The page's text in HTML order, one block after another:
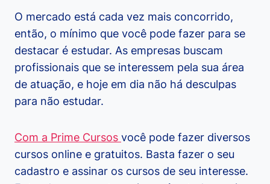
O mercado está cada vez mais concorrido,
então, o mínimo que você pode fazer para se
destacar é estudar. As empresas buscam
profissionais que se interessem pela sua área
de atuação, e hoje em dia não há desculpas
para não estudar.
Com a Prime Cursos você pode fazer diversos
cursos online e gratuitos. Basta fazer o seu
cadastro e assinar os cursos de seu interesse.